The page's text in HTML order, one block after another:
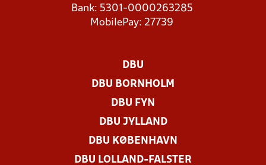
Bank: 5301-0000263285
MobilePay: 27739
DBU
DBU BORNHOLM
DBU FYN
DBU JYLLAND
DBU KØBENHAVN
DBU LOLLAND-FALSTER